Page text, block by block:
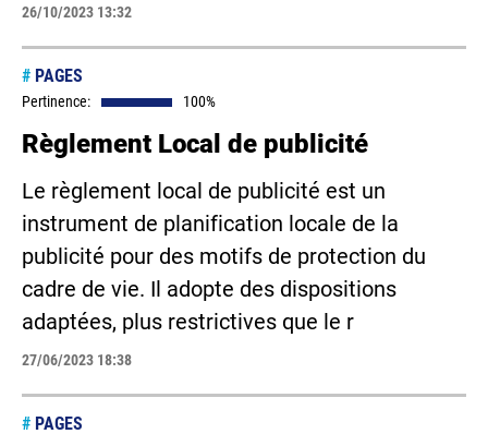
26/10/2023 13:32
# PAGES
Pertinence: 100%
Règlement Local de publicité
Le règlement local de publicité est un
instrument de planification locale de la
publicité pour des motifs de protection du
cadre de vie. Il adopte des dispositions
adaptées, plus restrictives que le r
27/06/2023 18:38
# PAGES